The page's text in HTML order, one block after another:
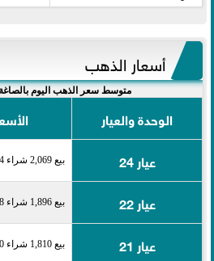
أسعار الذهب
متوسط سعر الذهب اليوم
الوحدة والعيار
عيار 24
بيع 2,069 شراء 2,114
عيار 22 بيع 1,896 شراء 1,938
عيار 21 بيع 1,810 شراء 1,850